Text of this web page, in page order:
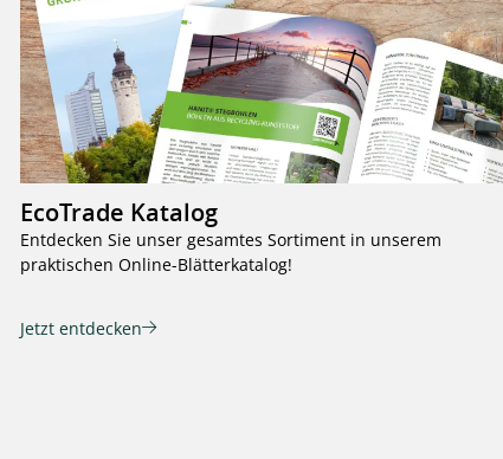
EcoTrade Katalog
Entdecken Sie unser gesamtes Sortiment in unserem
praktischen Online-Blätterkatalog!
Jetzt entdecken